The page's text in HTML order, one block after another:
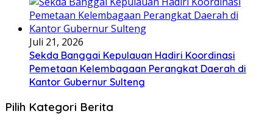
Juli 21, 2026
Sekda Banggai Kepulauan Hadiri Koordinasi
Pemetaan Kelembagaan Perangkat Daerah di
Kantor Gubernur Sulteng
Pilih Kategori Berita